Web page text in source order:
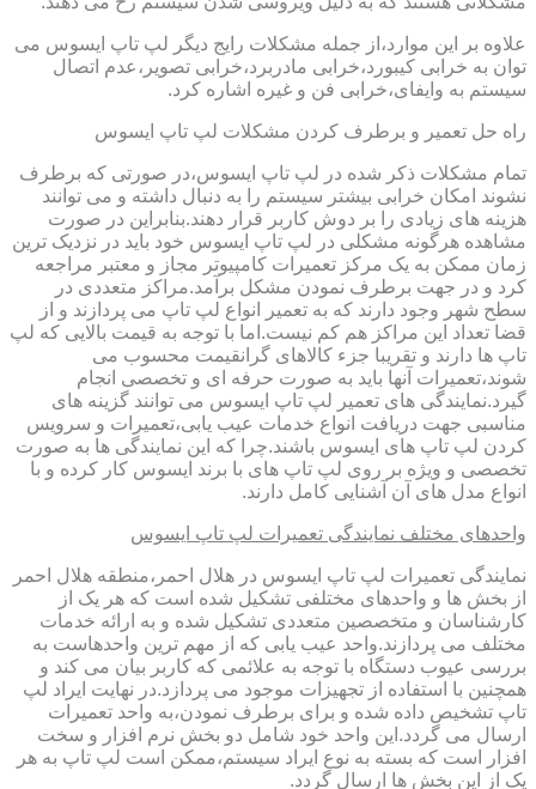
علاوه بر این موارد،از جمله مشکلات رایج دیگر لپ تاپ ایسوس می
توان به خرابی کیبورد،خرابی مادربرد،خرابی تصویر،عدم اتصال
سیستم به وایفای،خرابی فن و غیره اشاره کرد.
راه حل تعمیر و برطرف کردن مشکلات لپ تاپ ایسوس
تمام مشکلات ذکر شده در لپ تاپ ایسوس،در صورتی که برطرف
نشوند امکان خرابی بیشتر سیستم را به دنبال داشته و می توانند
هزینه های زیادی را بر دوش کاربر قرار دهند.بنابراین در صورت
مشاهده هرگونه مشکلی در لپ تاپ ایسوس خود باید در نزدیک ترین
زمان ممکن به یک مرکز تعمیرات کامپیوتر مجاز و معتبر مراجعه
کرد و در جهت برطرف نمودن مشکل برآمد.مراکز متعددی در
سطح شهر وجود دارند که به تعمیر انواع لپ تاپ می پردازند و از
قضا تعداد این مراکز هم کم نیست.اما با توجه به قیمت بالایی که لپ
تاپ ها دارند و تقریبا جزء کالاهای گرانقیمت محسوب می
شوند،تعمیرات آنها باید به صورت حرفه ای و تخصصی انجام
گیرد.نمایندگی های تعمیر لپ تاپ ایسوس می توانند گزینه های
مناسبی جهت دریافت انواع خدمات عیب یابی،تعمیرات و سرویس
کردن لپ تاپ های ایسوس باشند.چرا که این نمایندگی ها به صورت
تخصصی و ویژه بر روی لپ تاپ های با برند ایسوس کار کرده و با
انواع مدل های آن آشنایی کامل دارند.
واحدهای مختلف نمایندگی تعمیرات لپ تاپ ایسوس
نمایندگی تعمیرات لپ تاپ ایسوس در هلال احمر،منطقه هلال احمر
از بخش ها و واحدهای مختلفی تشکیل شده است که هر یک از
کارشناسان و متخصصین متعددی تشکیل شده و به ارائه خدمات
مختلف می پردازند.واحد عیب یابی که از مهم ترین واحدهاست به
بررسی عیوب دستگاه با توجه به علائمی که کاربر بیان می کند و
همچنین با استفاده از تجهیزات موجود می پردازد.در نهایت ایراد لپ
تاپ تشخیص داده شده و برای برطرف نمودن،به واحد تعمیرات
ارسال می گردد.این واحد خود شامل دو بخش نرم افزار و سخت
افزار است که بسته به نوع ایراد سیستم،ممکن است لپ تاپ به هر
یک از این بخش ها ارسال گردد.